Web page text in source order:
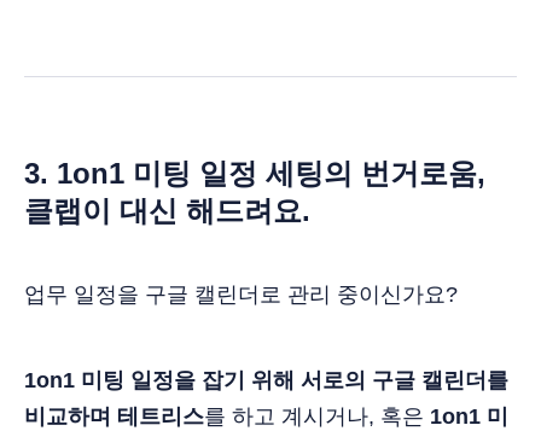
3. 1on1 미팅 일정 세팅의 번거로움,
클랩이 대신 해드려요.
업무 일정을 구글 캘린더로 관리 중이신가요?
1on1 미팅 일정을 잡기 위해 서로의 구글 캘린더를
비교하며 테트리스를 하고 계시거나, 혹은 1on1 미